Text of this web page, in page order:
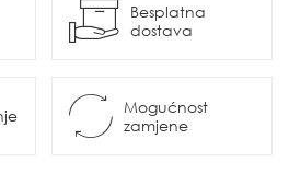
Besplatna
dostava
Mogućnost
zamjene